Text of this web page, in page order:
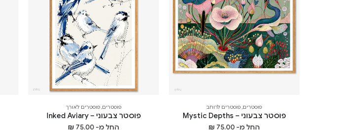
פוסטרים,פוסטרים לרוחב
פוסטר צבעוני – Mystic Depths
החל מ- ₪ 75.00
פוסטרים,פוסטרים לאורך
פוסטר צבעוני – Inked Aviary
החל מ- ₪ 75.00